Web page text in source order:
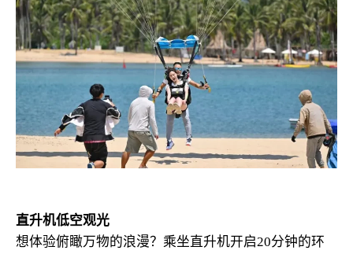
直升机低空观光
想体验俯瞰万物的浪漫？乘坐直升机开启20分钟的环